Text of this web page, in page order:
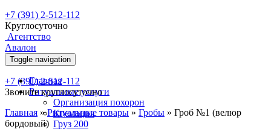
+7 (391) 2-512-112
Круглосуточно
Агентство
Авалон
Toggle navigation
Главная
Ритуальные услуги
Организация похорон
Кремация
Груз 200
+7 (391) 2-512-112
Звоните круглосуточно
Главная »Ритуальные товары » Гробы » Гроб №1 (велюр
бордовый)